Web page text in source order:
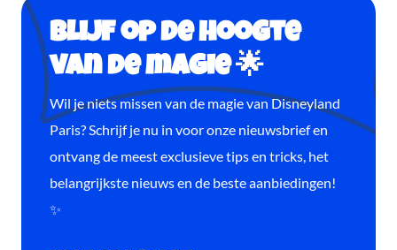
Blijf op de hoogte
van de magie 🌟
Wil je niets missen van de magie van Disneyland
Paris? Schrijf je nu in voor onze nieuwsbrief en
ontvang de meest exclusieve tips en tricks, het
belangrijkste nieuws en de beste aanbiedingen!
✨